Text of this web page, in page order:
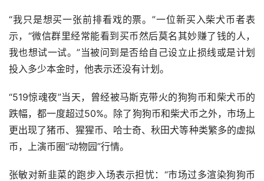
“我只是想买一张前排看戏的票。”一位新买入柴犬币者表
示，“微信群里经常能看到买币然后莫名其妙赚了钱的人，
我也想试一试。”当被问到是否给自己设立止损线或是计划
投入多少本金时，他表示还没有计划。
“519惊魂夜”当天，曾经被马斯克带火的狗狗币和柴犬币的
跌幅，都一度超过50%。除了狗狗币和柴犬币之外，市场上
更出现了猪币、猩猩币、哈士奇、秋田犬等种类繁多的虚拟
币，上演币圈“动物园”行情。
张敏对新韭菜的跑步入场表示担忧：“市场过多渲染狗狗币